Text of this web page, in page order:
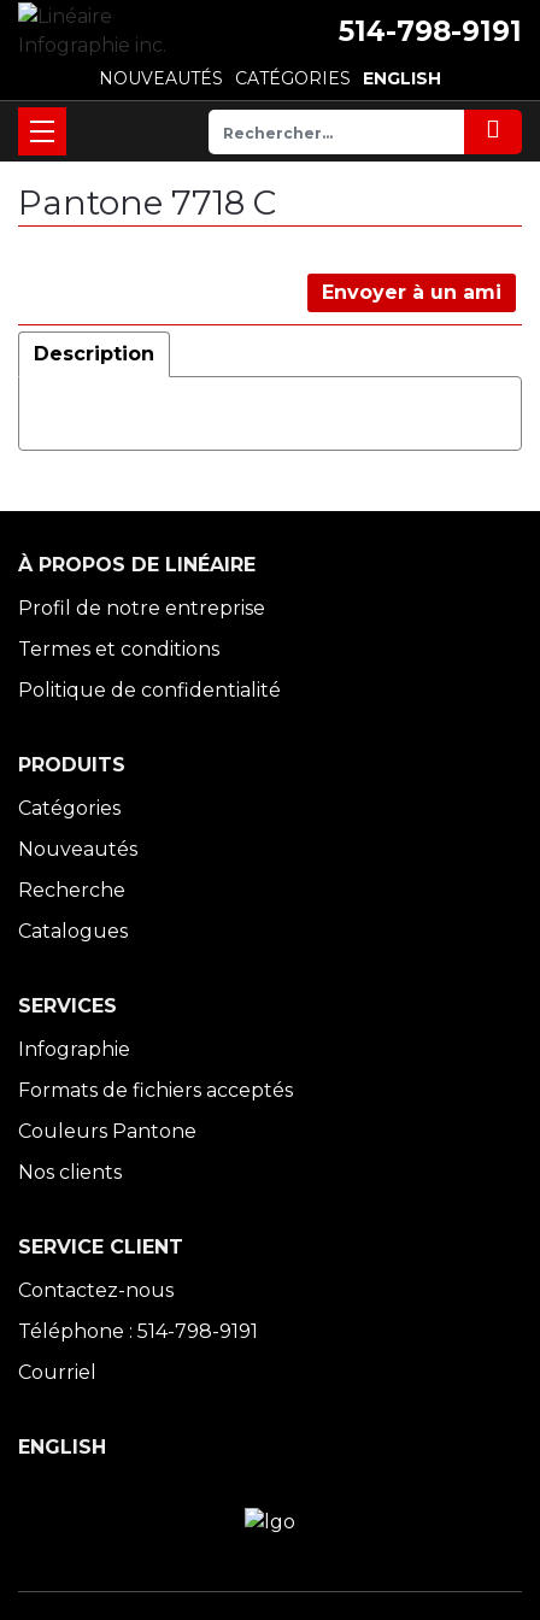
514-798-9191
NOUVEAUTÉS CATÉGORIES ENGLISH
Pantone 7718 C
Envoyer à un ami
Description
À PROPOS DE LINÉAIRE
Profil de notre entreprise
Termes et conditions
Politique de confidentialité
PRODUITS
Catégories
Nouveautés
Recherche
Catalogues
SERVICES
Infographie
Formats de fichiers acceptés
Couleurs Pantone
Nos clients
SERVICE CLIENT
Contactez-nous
Téléphone : 514-798-9191
Courriel
ENGLISH